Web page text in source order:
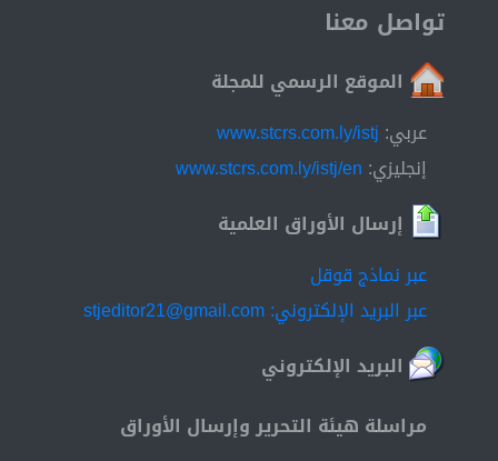
تواصل معنا
الموقع الرسمي للمجلة
عربي: www.stcrs.com.ly/istj
إنجليزي: www.stcrs.com.ly/istj/en
إرسال الأوراق العلمية
عبر نماذج قوقل
عبر البريد الإلكتروني: stjeditor21@gmail.com
البريد الإلكتروني
مراسلة هيئة التحرير وإرسال الأوراق